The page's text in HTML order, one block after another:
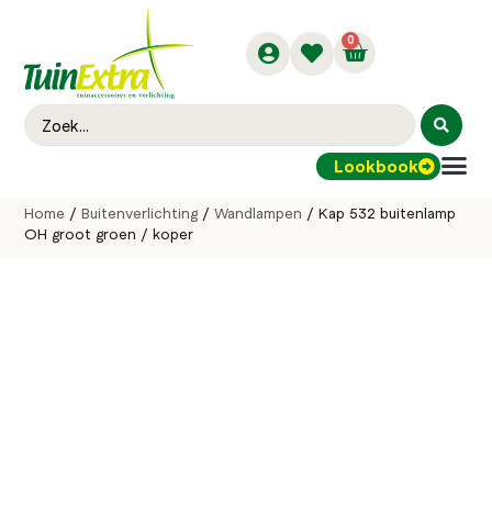
0
Lookbook
Home /Buitenverlichting/Wandlampen / Kap 532 buitenlamp
OH groot groen / koper